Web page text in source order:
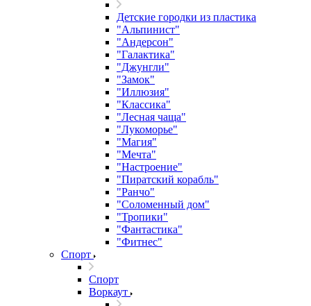
Детские городки из пластика
"Альпинист"
"Андерсон"
"Галактика"
"Джунгли"
"Замок"
"Иллюзия"
"Классика"
"Лесная чаща"
"Лукоморье"
"Магия"
"Мечта"
"Настроение"
"Пиратский корабль"
"Ранчо"
"Соломенный дом"
"Тропики"
"Фантастика"
"Фитнес"
Спорт
Спорт
Воркаут